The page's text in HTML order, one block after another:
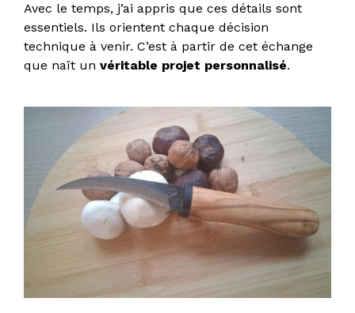
Avec le temps, j’ai appris que ces détails sont
essentiels. Ils orientent chaque décision
technique à venir. C’est à partir de cet échange
que naît un véritable projet personnalisé.